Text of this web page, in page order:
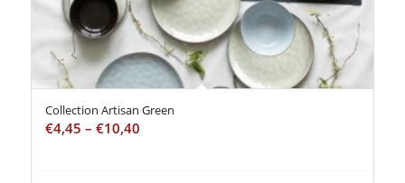
Collection Artisan Green
€4,45 – €10,40